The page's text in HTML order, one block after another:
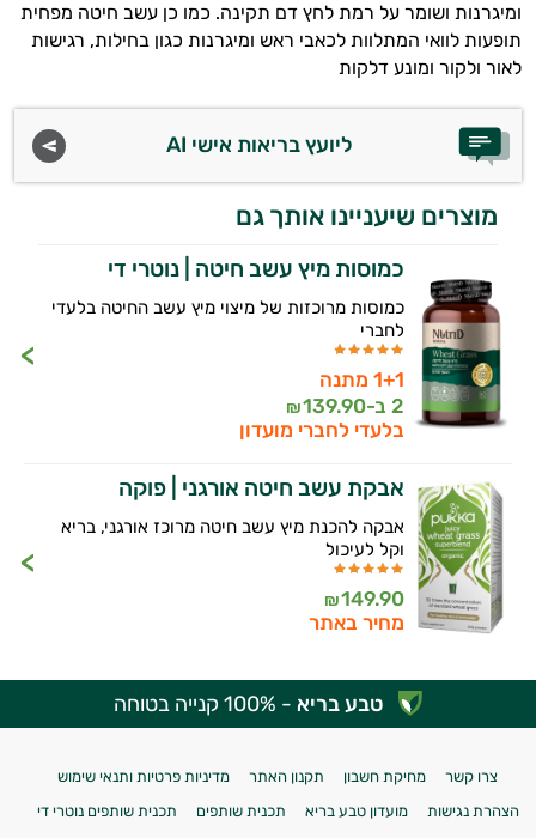
ומיגרנות ושומר על רמת לחץ דם תקינה. כמו כן עשב חיטה מפחית
תופעות לוואי המתלוות לכאבי ראש ומיגרנות כגון בחילות, רגישות
לאור ולקור ומונע דלקות
ליועץ בריאות אישי AI
מוצרים שיעניינו אותך גם
כמוסות מיץ עשב חיטה | נוטרי די
כמוסות מרוכזות של מיצוי מיץ עשב החיטה בלעדי
לחברי
1+1 מתנה
2 ב-
139.90
₪
בלעדי לחברי מועדון
אבקת עשב חיטה אורגני | פוקה
אבקה להכנת מיץ עשב חיטה מרוכז אורגני, בריא
וקל לעיכול
149.90
₪
מחיר באתר
טבע בריא - 100% קנייה בטוחה
צרו קשר מחיקת חשבון תקנון האתר
מדיניות פרטיות ותנאי שימוש
הצהרת נגישות
מועדון טבע בריא תכנית שותפים
תכנית שותפים נוטרי די